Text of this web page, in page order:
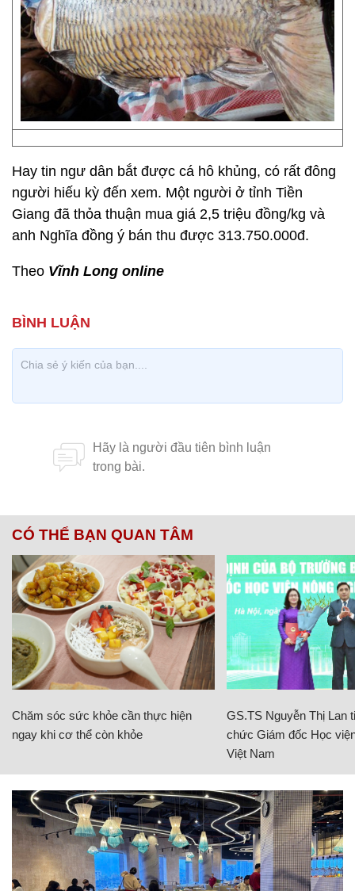
Hay tin ngư dân bắt được cá hô khủng, có rất đông
người hiếu kỳ đến xem. Một người ở tỉnh Tiền
Giang đã thỏa thuận mua giá 2,5 triệu đồng/kg và
anh Nghĩa đồng ý bán thu được 313.750.000đ.
Theo Vĩnh Long online
CÓ THỂ BẠN QUAN TÂM
Chăm sóc sức khỏe cần thực hiện
ngay khi cơ thể còn khỏe
GS.TS Nguyễn Thị Lan
chức Giám đốc Học
Việt Nam